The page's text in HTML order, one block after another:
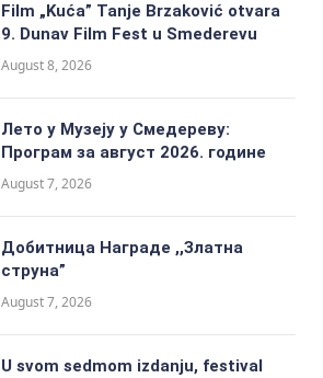
Film „Kuća” Tanje Brzaković otvara
9. Dunav Film Fest u Smederevu
August 8, 2026
Лето у Музеју у Смедереву:
Програм за август 2026. године
August 7, 2026
Добитницa Награде ,,Златна
струна”
August 7, 2026
U svom sedmom izdanju, festival